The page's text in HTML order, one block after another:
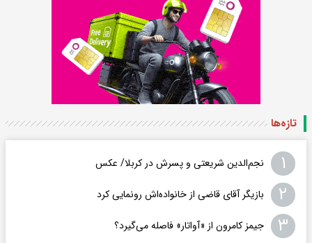
تازه‌ها
۱ نجم‌الدین شریعتی و پسرش در کربلا/ عکس
۲ بازیگر آقای قاضی از خانواده‌اش رونمایی کرد
۳ جیمز کامرون از «آواتار» فاصله می‌گیرد؟